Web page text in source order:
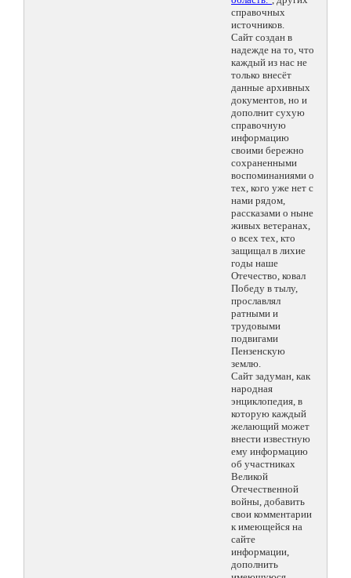
справочных
источников.
Сайт создан в
надежде на то, что
каждый из нас не
только внесёт
данные архивных
документов, но и
дополнит сухую
справочную
информацию
своими бережно
сохраненными
воспоминаниями о
тех, кого уже нет с
нами рядом,
рассказами о ныне
живых ветеранах,
о всех тех, кто
защищал в лихие
годы наше
Отечество, ковал
Победу в тылу,
прославлял
ратными и
трудовыми
подвигами
Пензенскую
землю.
Сайт задуман, как
народная
энциклопедия, в
которую каждый
желающий может
внести известную
ему информацию
об участниках
Великой
Отечественной
войны, добавить
свои комментарии
к имеющейся на
сайте
информации,
дополнить